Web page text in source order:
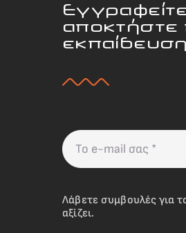
αποκτήστε
Λάβετε συμβουλές για
αξίζει.